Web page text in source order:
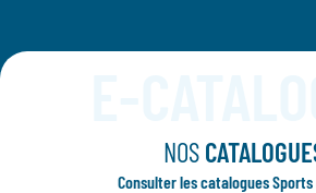
NOS
Consulter les catalogues